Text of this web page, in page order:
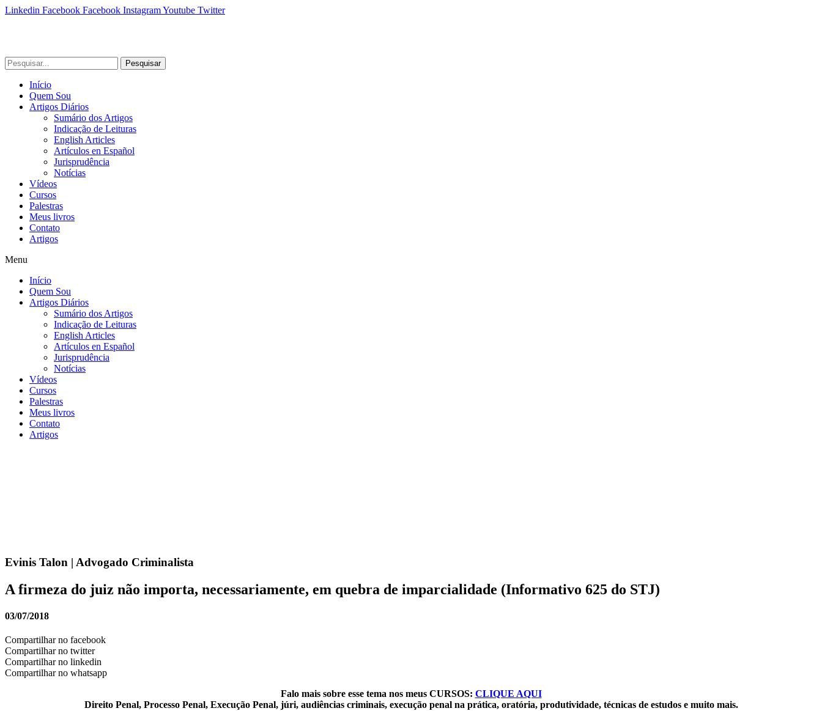
Linkedin Facebook Facebook InstagramYoutube Twitter
Pesquisar
Início
Quem Sou
Artigos Diários
Sumário dos Artigos
Indicação de Leituras
English Articles
Artículos en Español
Jurisprudência
Notícias
Vídeos
Cursos
Palestras
Meus livros
Contato
Artigos
Menu
Início
Quem Sou
Artigos Diários
Sumário dos Artigos
Indicação de Leituras
English Articles
Artículos en Español
Jurisprudência
Notícias
Vídeos
Cursos
Palestras
Meus livros
Contato
Artigos
Evinis Talon | Advogado Criminalista
A firmeza do juiz não importa, necessariamente, em quebra de imparcialidade (Informativo 625 do STJ)
03/07/2018
Compartilhar no facebook
Compartilhar no twitter
Compartilhar no linkedin
Compartilhar no whatsapp
Falo mais sobre esse tema nos meus CURSOS: CLIQUE AQUI
Direito Penal, Processo Penal, Execução Penal, júri, audiências criminais, execução penal na prática, oratória, produtividade, técnicas de estudos e muito mais.